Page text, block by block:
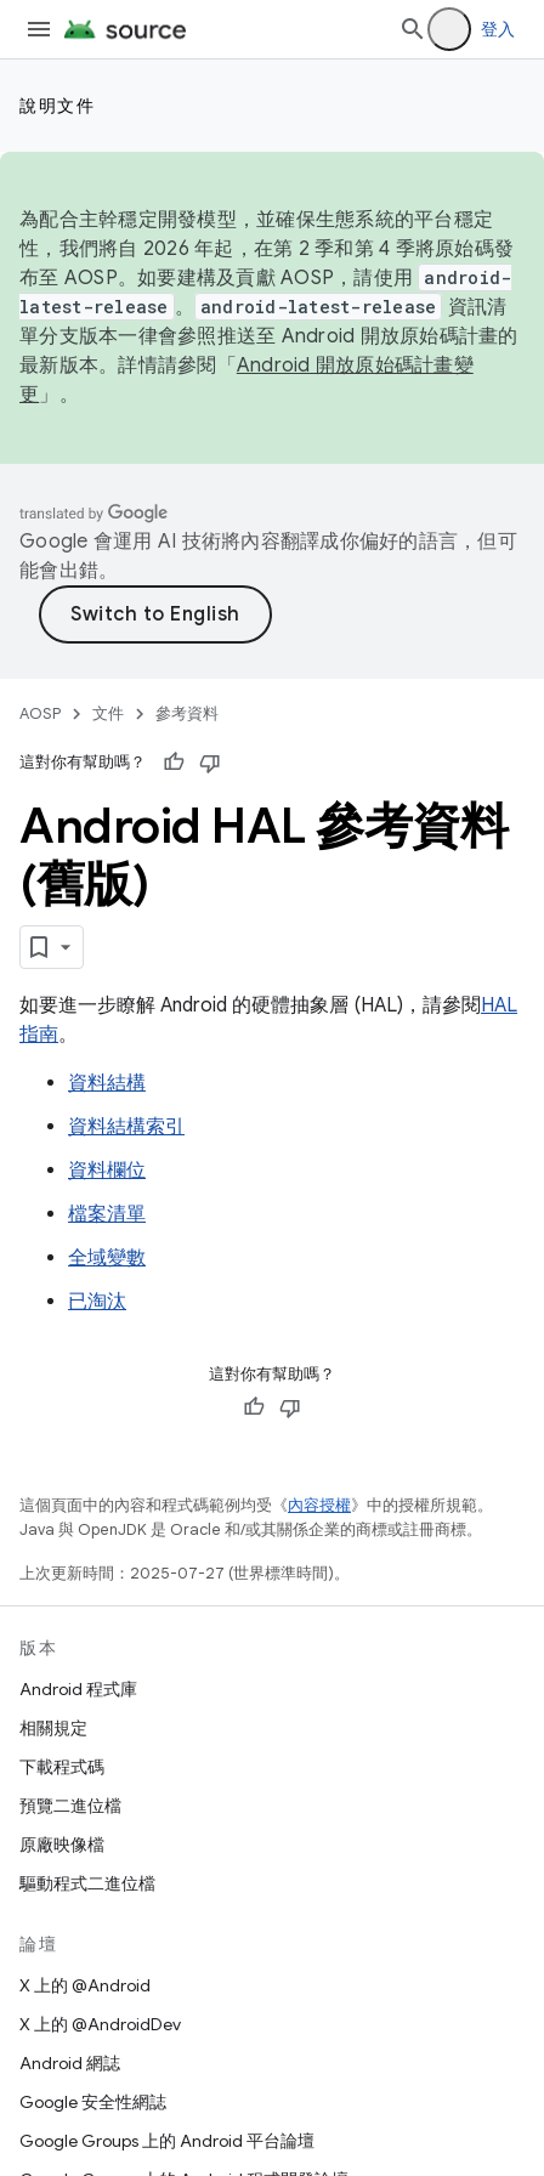
登入
說明文件
為配合主幹穩定開發模型，並確保生態系統的平台穩定
性，我們將自 2026 年起，在第 2 季和第 4 季將原始碼發
布至 AOSP。如要建構及貢獻 AOSP，請使用 android-
latest-release 。 android-latest-release
資訊清
單分支版本一律會參照推送至 Android 開放原始碼計畫的
最新版本。詳情請參閱「 Android 開放原始碼計畫變
更 」。
Google 會運用 AI 技術將內容翻譯成你偏好的語言，但可
能會出錯。
AOSP 文件 參考資料
這對你有幫助嗎？
Android HAL 參考資料
(舊版)
如要進一步瞭解 Android 的硬體抽象層 (HAL)，請參閱HAL
指南。
資料結構
資料結構索引
資料欄位
檔案清單
全域變數
已淘汰
這對你有幫助嗎？
這個頁面中的內容和程式碼範例均受《內容授權》中的授權所規範。
Java 與 OpenJDK 是 Oracle 和/或其關係企業的商標或註冊商標。
上次更新時間：2025-07-27 (世界標準時間)。
版本
Android 程式庫
相關規定
下載程式碼
預覽二進位檔
原廠映像檔
驅動程式二進位檔
論壇
X 上的 @Android
X 上的 @AndroidDev
Android 網誌
Google 安全性網誌
Google Groups 上的 Android 平台論壇